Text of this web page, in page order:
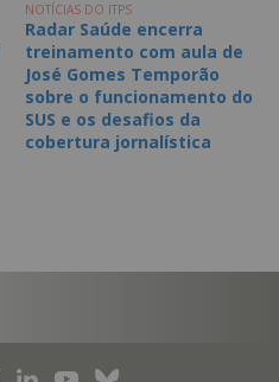
NOTÍCIAS DO ITPS
Radar Saúde encerra
treinamento com aula de
José Gomes Temporão
sobre o funcionamento do
SUS e os desafios da
cobertura jornalística